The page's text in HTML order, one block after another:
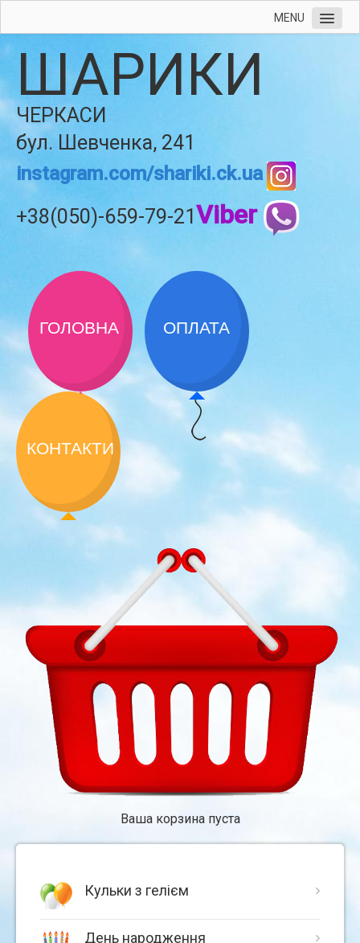
MENU
ШАРИКИ
ЧЕРКАСИ
бул. Шевченка, 241
instagram.com/shariki.ck.ua
+38(050)-659-79-21Viber
ГОЛОВНА ОПЛАТА
КОНТАКТИ
Ваша корзина пуста
Кульки з гелієм
День народження